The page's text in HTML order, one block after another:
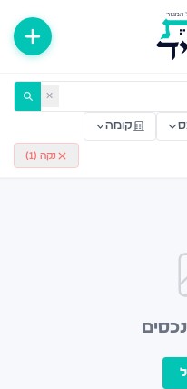
היחיד ✕
קומה
נקה ( 1
)